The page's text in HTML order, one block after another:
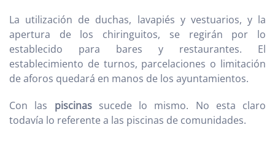
La utilización de duchas, lavapiés y vestuarios, y la
apertura de los chiringuitos, se regirán por lo
establecido para bares y restaurantes. El
establecimiento de turnos, parcelaciones o limitación
de aforos quedará en manos de los ayuntamientos.
Con las piscinassucede lo mismo. No esta claro
todavía lo referente a las piscinas de comunidades.